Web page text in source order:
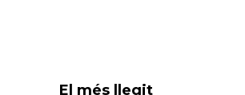
El més llegit